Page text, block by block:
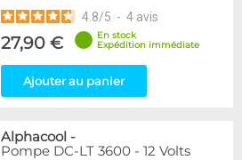
4.8/5 - 4 avis
27,90 €
En stock
Expédition immédiate
Ajouter au panier
Alphacool -
Pompe DC-LT 3600 - 12 Volts